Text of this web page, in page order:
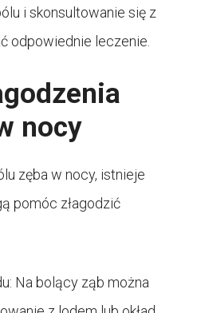
i skonsultowanie się z
odpowiednie leczenie.
nocy
zęba w nocy, istnieje
pomóc złagodzić
Na bolący ząb można